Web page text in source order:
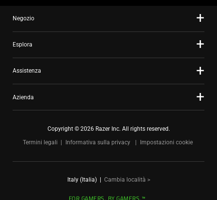
Negozio
Esplora
Assistenza
Azienda
Copyright © 2026 Razer Inc. All rights reserved.
Termini legali
Informativa sulla privacy Impostazioni cookie
Italy (Italia)| Cambia località >